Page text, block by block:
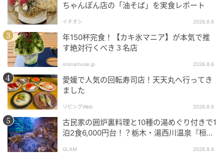
水色が幻想的な七夕イベント！サンリオピューロランド「ピューロウィッシ
ュマツリ」
上演場所：1F ピューロビレッジ
上演時間：約10分
出演キャラクター：ハローキティ
ちゃんぽん店の「油そば」を実食レポート
イチオシ 2026.8.6
年150杯完食！【カキ氷マニア】が本気で推
す絶対行くべき３名店
otonamuse.jp 2026.8.6
愛媛で人気の回転寿司店！天天丸へ行ってき
ました
リビングWeb 2026.8.6
古民家の囲炉裏料理と10種の湯めぐり付きで1
泊2食6,000円台！？栃木・湯西川温泉『桓武
GLAM 2026.8.6